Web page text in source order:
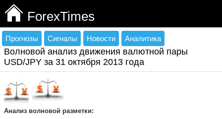
ForexTimes
Прогнозы Сигналы Новости Аналитика
Волновой анализ движения валютной пары
USD/JPY за 31 октября 2013 года
Анализ волновой разметки: